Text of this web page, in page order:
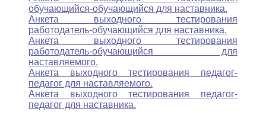
обучающийся-обучающийся для наставника.
Анкета выходного тестирования
работодатель-обучающийся для наставника.
Анкета выходного тестирования
работодатель-обучающийся для
наставляемого.
Анкета выходного тестирования педагог-
педагог для наставляемого.
Анкета выходного тестирования педагог-
педагог для наставника.